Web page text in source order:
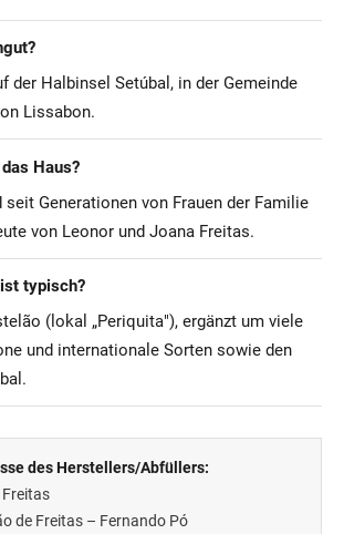
der Halbinsel Setúbal, in der Gemeinde
Lissabon.
Haus?
seit Generationen von Frauen der Familie
von Leonor und Joana Freitas.
typisch?
(lokal „Periquita"), ergänzt um viele
und internationale Sorten sowie den
des Herstellers/Abfüllers:
de Freitas – Fernando Pó